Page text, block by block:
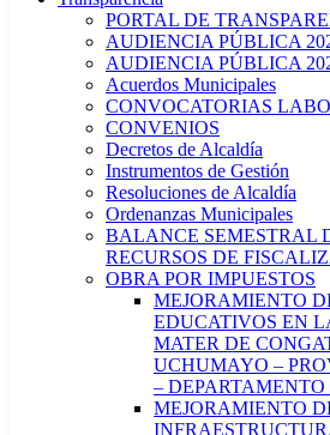
PORTAL DE
AUDIENCIA PÚBLICA
AUDIENCIA PÚBLICA
Acuerdos Municipales
CONVOCATORIAS
CONVENIOS
Decretos de Alcaldía
Instrumentos de Gestión
Resoluciones de Alcaldía
Ordenanzas Municipales
BALANCE SEMESTRAL
RECURSOS DE
OBRA POR IMPUESTOS
MEJORAMIENTO
EDUCATIVOS EN
MATER DE
UCHUMAYO –
–
MEJORAMIENTO